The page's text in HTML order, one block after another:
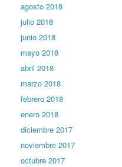
agosto 2018
julio 2018
junio 2018
mayo 2018
abril 2018
marzo 2018
febrero 2018
enero 2018
diciembre 2017
noviembre 2017
octubre 2017